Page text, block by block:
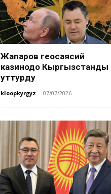
Жапаров геосаясий
казинодо Кыргызстанды
уттурду
kloopkyrgyz - 07/07/2026